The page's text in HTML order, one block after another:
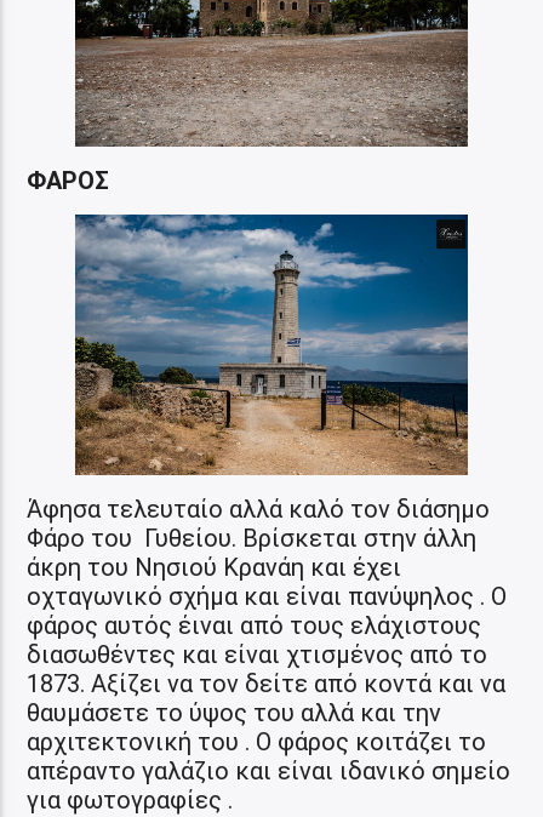
ΦΑΡΟΣ
Άφησα τελευταίο αλλά καλό τον διάσημο
Φάρο του Γυθείου. Βρίσκεται στην άλλη
άκρη του Νησιού Κρανάη και έχει
οχταγωνικό σχήμα και είναι πανύψηλος . Ο
φάρος αυτός έιναι από τους ελάχιστους
διασωθέντες και είναι χτισμένος από το
1873. Αξίζει να τον δείτε από κοντά και να
θαυμάσετε το ύψος του αλλά και την
αρχιτεκτονική του . Ο φάρος κοιτάζει το
απέραντο γαλάζιο και είναι ιδανικό σημείο
για φωτογραφίες .